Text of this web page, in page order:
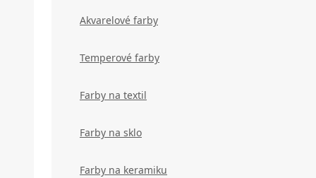
Akvarelové farby
Temperové farby
Farby na textil
Farby na sklo
Farby na keramiku